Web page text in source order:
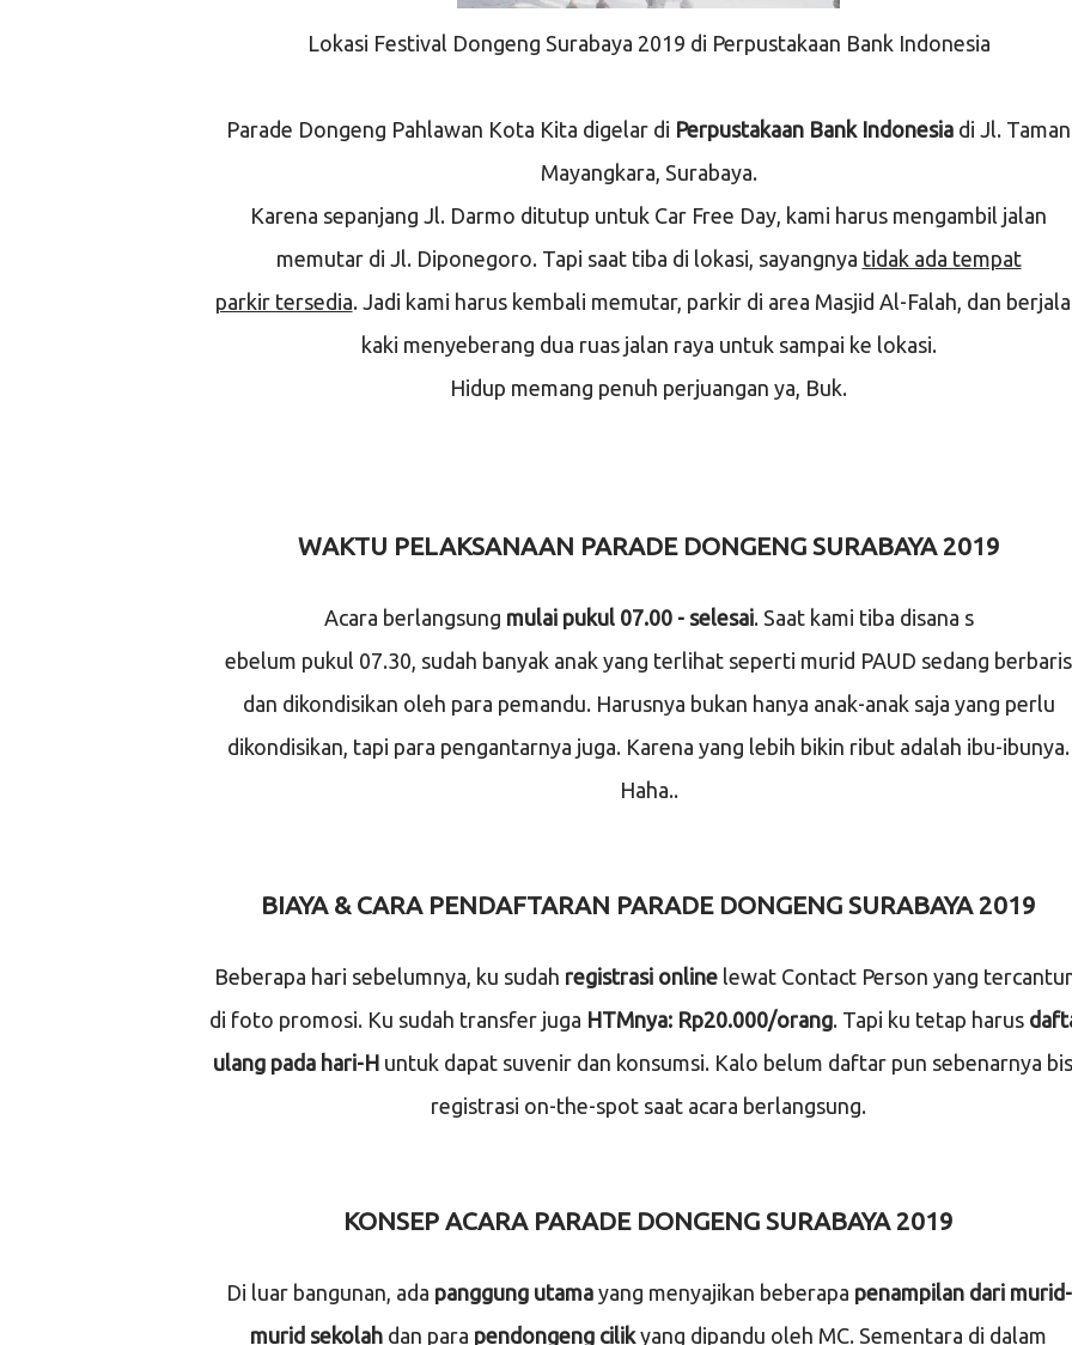
Lokasi Festival Dongeng Surabaya 2019 di Perpustakaan Bank Indonesia
Parade Dongeng Pahlawan Kota Kita digelar di Perpustakaan Bank Indonesia di Jl. Taman
Mayangkara, Surabaya.
Karena sepanjang Jl. Darmo ditutup untuk Car Free Day, kami harus mengambil jalan
memutar di Jl. Diponegoro. Tapi saat tiba di lokasi, sayangnya tidak ada tempat
parkir tersedia. Jadi kami harus kembali memutar, parkir di area Masjid Al-Falah, dan
kaki menyeberang dua ruas jalan raya untuk sampai ke lokasi.
Hidup memang penuh perjuangan ya, Buk.
WAKTU PELAKSANAAN PARADE DONGENG SURABAYA 2019
Acara berlangsung mulai pukul 07.00 - selesai. Saat kami tiba disana s
ebelum pukul 07.30, sudah banyak anak yang terlihat seperti murid PAUD sedang berbaris
dan dikondisikan oleh para pemandu. Harusnya bukan hanya anak-anak saja yang perlu
dikondisikan, tapi para pengantarnya juga. Karena yang lebih bikin ribut adalah ibu-ibunya.
Haha..
BIAYA & CARA PENDAFTARAN PARADE DONGENG SURABAYA 2019
Beberapa hari sebelumnya, ku sudah registrasi online lewat Contact Person yang
di foto promosi. Ku sudah transfer juga HTMnya: Rp20.000/orang. Tapi ku tetap harus
ulang pada hari-H untuk dapat suvenir dan konsumsi. Kalo belum daftar pun sebenarnya
registrasi on-the-spot saat acara berlangsung.
KONSEP ACARA PARADE DONGENG SURABAYA 2019
Di luar bangunan, ada panggung utamayang menyajikan beberapa penampilan dari murid-
murid sekolah dan para pendongeng cilikyang dipandu oleh MC. Sementara di dalam